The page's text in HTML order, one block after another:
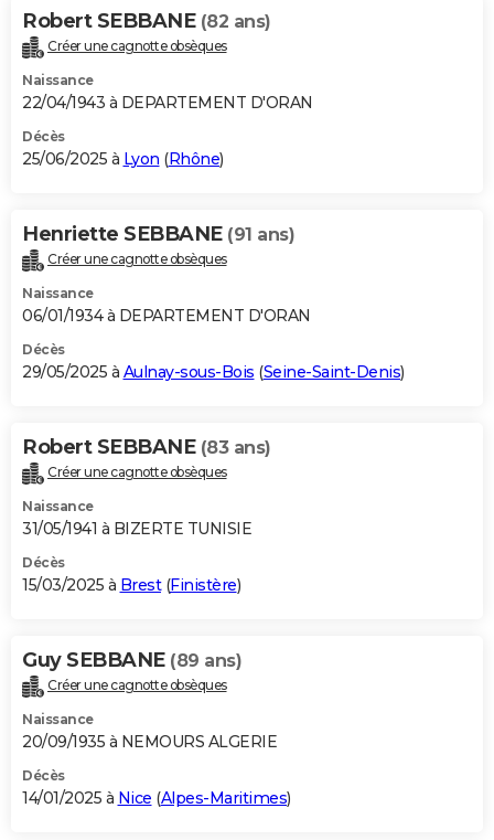
Robert SEBBANE (82 ans)
Créer une cagnotte obsèques
Naissance
22/04/1943 à DEPARTEMENT D'ORAN
Décès
25/06/2025 à Lyon (Rhône)
Henriette SEBBANE (91 ans)
Créer une cagnotte obsèques
Naissance
06/01/1934 à DEPARTEMENT D'ORAN
Décès
29/05/2025 à Aulnay-sous-Bois (Seine-Saint-Denis)
Robert SEBBANE (83 ans)
Créer une cagnotte obsèques
Naissance
31/05/1941 à BIZERTE TUNISIE
Décès
15/03/2025 à Brest(Finistère)
Guy SEBBANE (89 ans)
Créer une cagnotte obsèques
Naissance
20/09/1935 à NEMOURS ALGERIE
Décès
14/01/2025 à Nice (Alpes-Maritimes)